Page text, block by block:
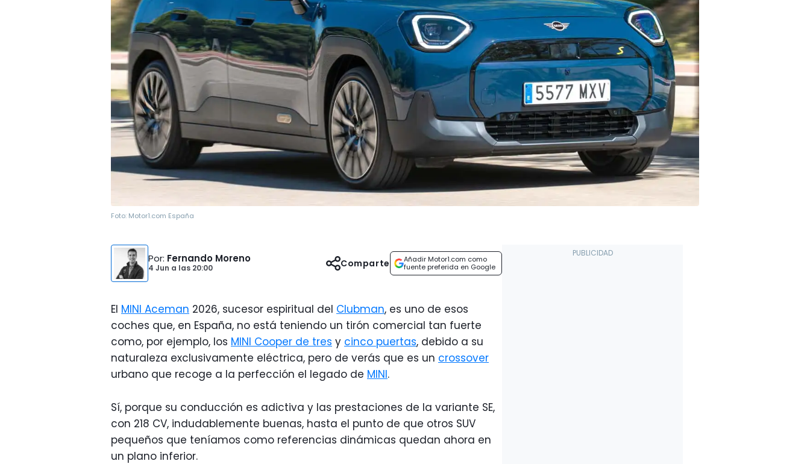
Foto: Motor1.com España
Por: Fernando Moreno
4 Jun a las 20:00
Añadir Motor1.com como
fuente preferida en Google
Comparte
El MINI Aceman 2026, sucesor espiritual del Clubman, es uno de esos
coches que, en España, no está teniendo un tirón comercial tan fuerte
como, por ejemplo, los MINI Cooper de tres y cinco puertas, debido a su
naturaleza exclusivamente eléctrica, pero de verás que es un crossover
urbano que recoge a la perfección el legado de MINI.
Sí, porque su conducción es adictiva y las prestaciones de la variante SE,
con 218 CV, indudablemente buenas, hasta el punto de que otros SUV
pequeños que teníamos como referencias dinámicas quedan ahora en
un plano inferior.